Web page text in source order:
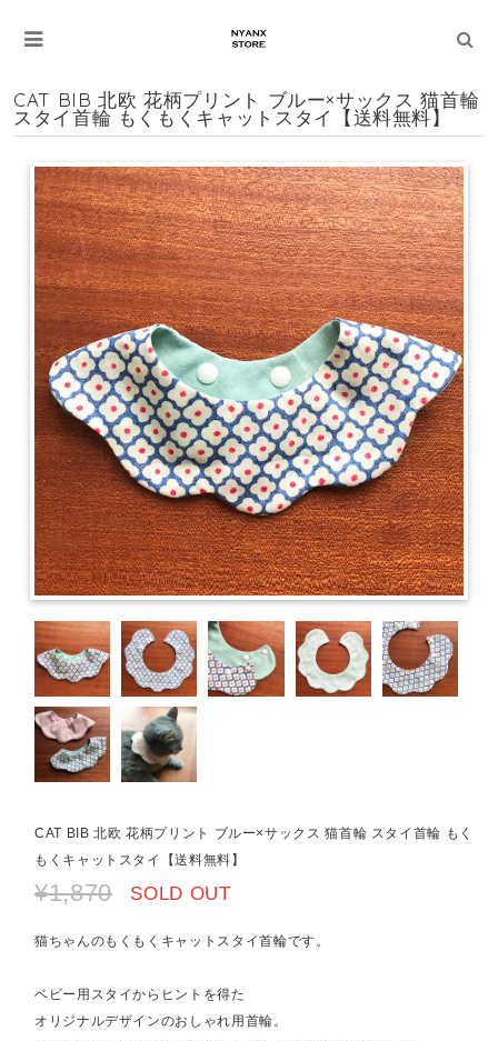
CAT BIB 北欧 花柄プリント ブルー×サックス 猫首輪
スタイ首輪 もくもくキャットスタイ【送料無料】
CAT BIB 北欧 花柄プリント ブルー×サックス 猫首輪 スタイ首輪 もく
もくキャットスタイ【送料無料】
¥1,870 SOLD OUT
猫ちゃんのもくもくキャットスタイ首輪です。
ベビー用スタイからヒントを得た
オリジナルデザインのおしゃれ用首輪。